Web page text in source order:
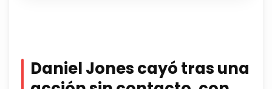
Daniel Jones cayó tras una